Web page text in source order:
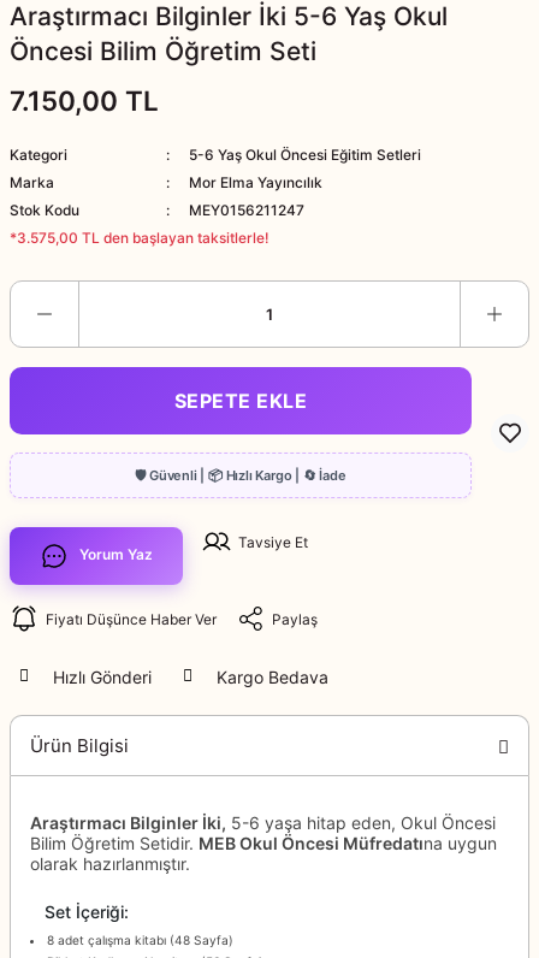
Araştırmacı Bilginler İki 5-6 Yaş Okul
Öncesi Bilim Öğretim Seti
7.150,00 TL
Kategori
5-6 Yaş Okul Öncesi Eğitim Setleri
Marka
Mor Elma Yayıncılık
Stok Kodu
MEY0156211247
*3.575,00 TL den başlayan taksitlerle!
SEPETE EKLE
Yorum Yaz
Tavsiye Et
Fiyatı Düşünce Haber Ver Paylaş
Hızlı Gönderi Kargo Bedava
Ürün Bilgisi
Araştırmacı Bilginler İki, 5-6 yaşa hitap eden, Okul Öncesi
Bilim Öğretim Setidir. MEB Okul Öncesi Müfredatına uygun
olarak hazırlanmıştır.
Set İçeriği:
8 adet çalışma kitabı (48 Sayfa)